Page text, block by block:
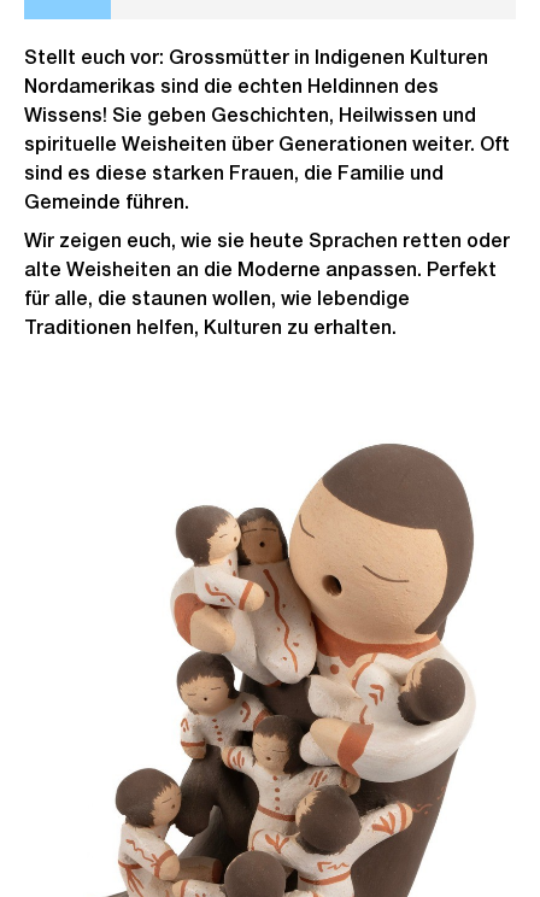
Stellt euch vor: Grossmütter in Indigenen Kulturen
Nordamerikas sind die echten Heldinnen des
Wissens! Sie geben Geschichten, Heilwissen und
spirituelle Weisheiten über Generationen weiter. Oft
sind es diese starken Frauen, die Familie und
Gemeinde führen.
Wir zeigen euch, wie sie heute Sprachen retten oder
alte Weisheiten an die Moderne anpassen. Perfekt
für alle, die staunen wollen, wie lebendige
Traditionen helfen, Kulturen zu erhalten.